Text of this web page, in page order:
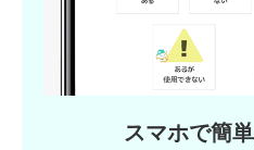
スマホで簡